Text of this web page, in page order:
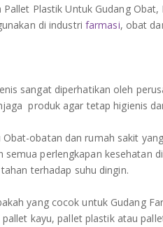
Plastik Untuk Gudang
di industri farmasi, obat
sangat diperhatikan oleh
produk agar tetap higienis
obatan dan rumah sakit
semua perlengkapan kesehatan
terhadap suhu dingin.
yang cocok untuk Gudang
kayu, pallet plastik atau